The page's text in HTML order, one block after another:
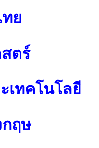
ย
ตร์
เทคโนโลยี
ฤษ